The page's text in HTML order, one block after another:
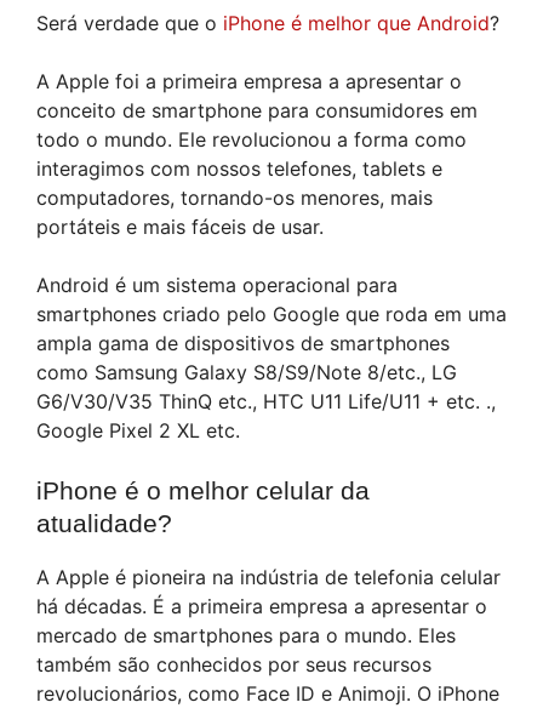
Será verdade que o iPhone é melhor que Android?
A Apple foi a primeira empresa a apresentar o
conceito de smartphone para consumidores em
todo o mundo. Ele revolucionou a forma como
interagimos com nossos telefones, tablets e
computadores, tornando-os menores, mais
portáteis e mais fáceis de usar.
Android é um sistema operacional para
smartphones criado pelo Google que roda em uma
ampla gama de dispositivos de smartphones
como Samsung Galaxy S8/S9/Note 8/etc., LG
G6/V30/V35 ThinQ etc., HTC U11 Life/U11 + etc. .,
Google Pixel 2 XL etc.
iPhone é o melhor celular da
atualidade?
A Apple é pioneira na indústria de telefonia celular
há décadas. É a primeira empresa a apresentar o
mercado de smartphones para o mundo. Eles
também são conhecidos por seus recursos
revolucionários, como Face ID e Animoji. O iPhone